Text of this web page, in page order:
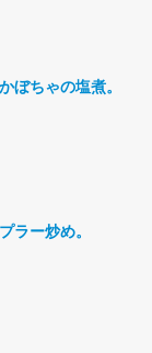
ぼちゃの塩煮。
ラー炒め。